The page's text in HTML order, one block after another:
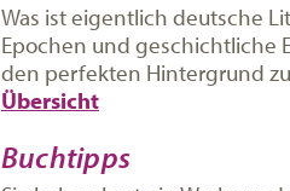
Was ist eigentlich deutsche
Epochen und geschichtliche
den perfekten Hintergrund
Übersicht
Buchtipps